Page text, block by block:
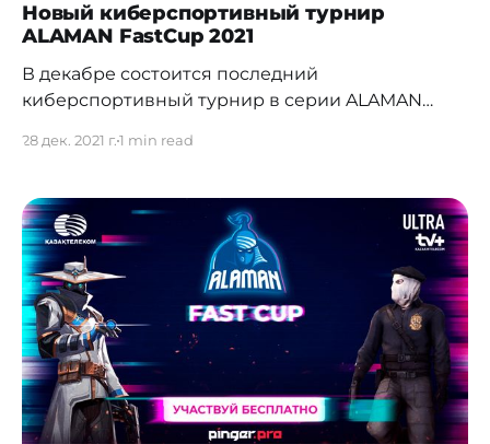
Новый киберспортивный турнир
ALAMAN FastCup 2021
В декабре состоится последний
киберспортивный турнир в серии ALAMAN
небольших любительских состязаний.
национальный оператор связи АО
"Казахтелеком". Дисциплиной выбрали
мобильную королевскую битву– PUBG MOBILE.
Призовой фонд соревнования 120 тысяч тенге,
который будет распределен между командами
следующим образом: 1 место
28 дек. 2021 г.1 min read